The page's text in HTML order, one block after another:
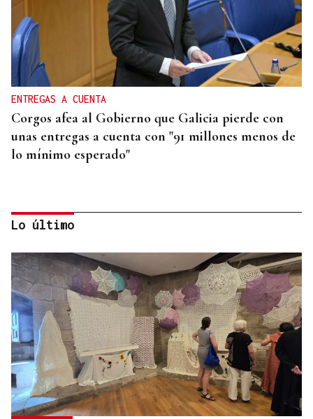
ENTREGAS A CUENTA
Corgos afea al Gobierno que Galicia pierde con
unas entregas a cuenta con "91 millones menos de
lo mínimo esperado"
LLEGÓ ASINTOMÁTICO
Un turista franco-argentino da positivo en
hantavirus Andes y permanece aislado en Galicia
Lo último